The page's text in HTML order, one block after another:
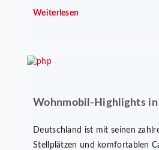
Weiterlesen
Wohnmobil-Highlights in
Deutschland ist mit seinen
Stellplätzen und komfortablen